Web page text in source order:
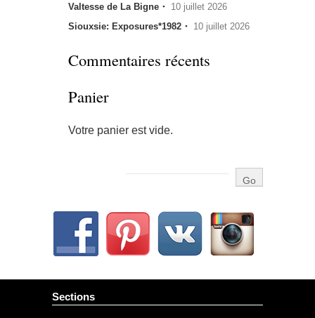
Valtesse de La Bigne・ 10 juillet 2026
Siouxsie: Exposures*1982・ 10 juillet 2026
Commentaires récents
Panier
Votre panier est vide.
Sections